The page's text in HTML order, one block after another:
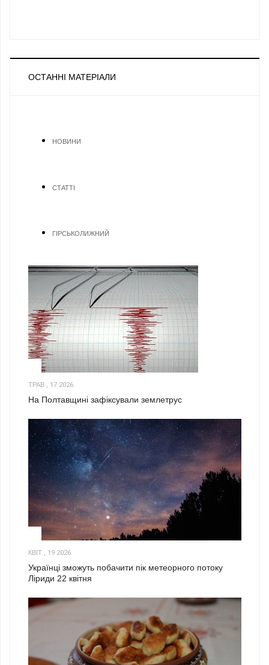
ОСТАННІ МАТЕРІАЛИ
НОВИНИ
СТАТТІ
ГІРСЬКОЛИЖНИЙ
ТРАВ., 17 2026
На Полтавщині зафіксували землетрус
КВІТ., 19 2026
Українці зможуть побачити пік метеорного потоку
Ліриди 22 квітня